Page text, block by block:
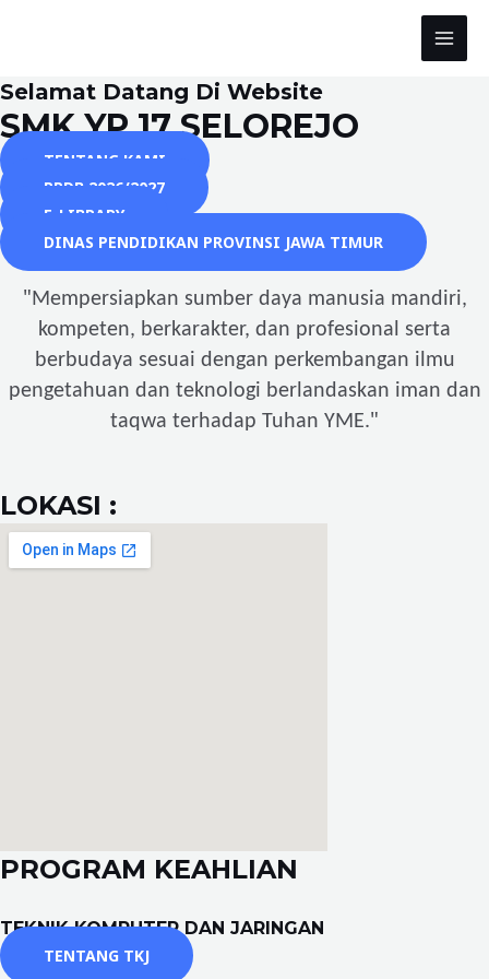
Selamat Datang Di Website
SMK YP 17 SELOREJO
TENTANG KAMI
PPDB 2026/2027
E-LIBRARY
DINAS PENDIDIKAN PROVINSI JAWA TIMUR
"Mempersiapkan sumber daya manusia mandiri,
kompeten, berkarakter, dan profesional serta
berbudaya sesuai dengan perkembangan ilmu
pengetahuan dan teknologi berlandaskan iman dan
taqwa terhadap Tuhan YME."
LOKASI :
PROGRAM KEAHLIAN
TEKNIK KOMPUTER DAN JARINGAN
TENTANG TKJ